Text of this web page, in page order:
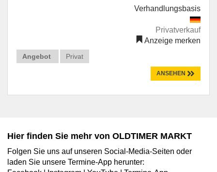
Verhandlungsbasis
Privatverkauf
Anzeige merken
Angebot Privat
ANSEHEN
Hier finden Sie mehr von OLDTIMER MARKT
Folgen Sie uns auf unseren Social-Media-Seiten oder
laden Sie unsere Termine-App herunter: